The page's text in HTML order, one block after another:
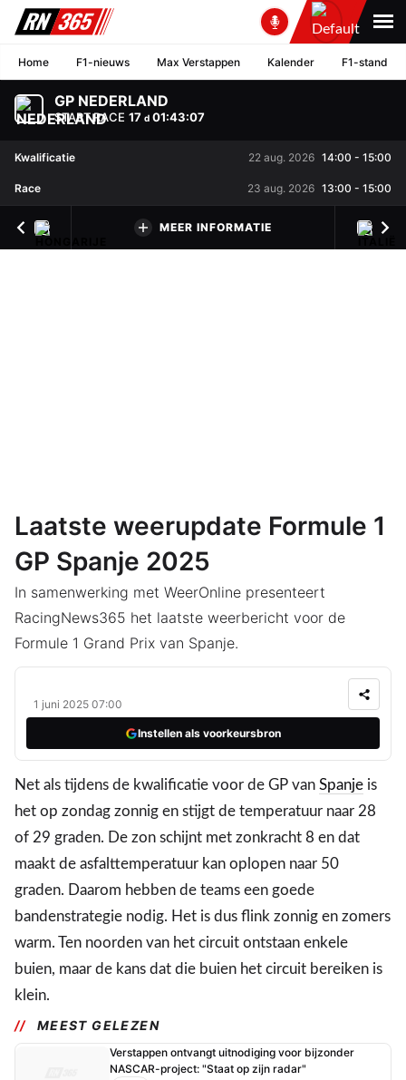
Home F1-nieuws Max Verstappen Kalender F1-stand
GP NEDERLAND
START RACE 17 d 01:43:07
Kwalificatie 22 aug. 2026 14:00 - 15:00
Race 23 aug. 2026 13:00 - 15:00
MEER INFORMATIE
Laatste weerupdate Formule 1
GP Spanje 2025
In samenwerking met WeerOnline presenteert
RacingNews365 het laatste weerbericht voor de
Formule 1 Grand Prix van Spanje.
1 juni 2025 07:00
Instellen als voorkeursbron
Net als tijdens de kwalificatie voor de GP van Spanje is
het op zondag zonnig en stijgt de temperatuur naar 28
of 29 graden. De zon schijnt met zonkracht 8 en dat
maakt de asfalttemperatuur kan oplopen naar 50
graden. Daarom hebben de teams een goede
bandenstrategie nodig. Het is dus flink zonnig en zomers
warm. Ten noorden van het circuit ontstaan enkele
buien, maar de kans dat die buien het circuit bereiken is
klein.
MEEST GELEZEN
Verstappen ontvangt uitnodiging voor bijzonder
NASCAR-project: "Staat op zijn radar"